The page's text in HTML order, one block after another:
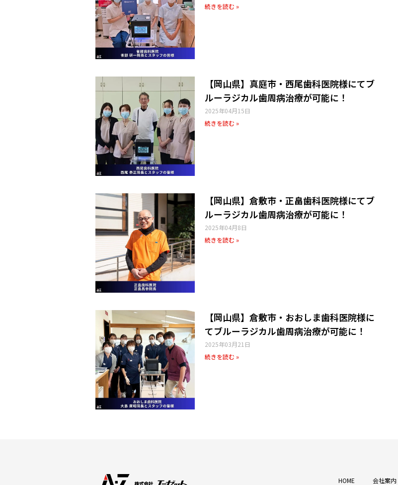
続きを読む »
【岡山県】真庭市・西尾歯科医院様​にてブ
ルーラジカル歯周病治療が可能に！
2025年04月15日
続きを読む »
【岡山県】倉敷市・正畠歯科医院様​にてブ
ルーラジカル歯周病治療が可能に！
2025年04月8日
続きを読む »
【岡山県】倉敷市・おおしま歯科医院様​に
てブルーラジカル歯周病治療が可能に！
2025年03月21日
続きを読む »
HOME 会社案内